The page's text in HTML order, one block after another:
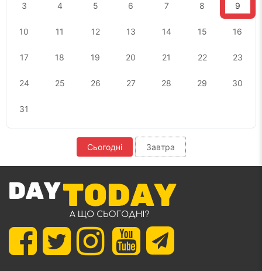
3 4 5 6 7 8 9
10 11 12 13 14 15 16
17 18 19 20 21 22 23
24 25 26 27 28 29 30
31
Сьогодні Завтра